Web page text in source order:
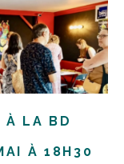
À LA BD
À 18H30